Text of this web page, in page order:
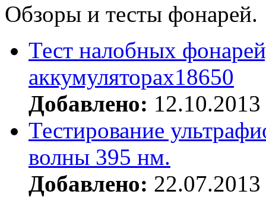
Обзоры и тесты фонарей.
Тест налобных
аккумуляторах18650
Добавлено: 12.10.2013
Тестирование
волны 395 нм.
Добавлено: 22.07.2013